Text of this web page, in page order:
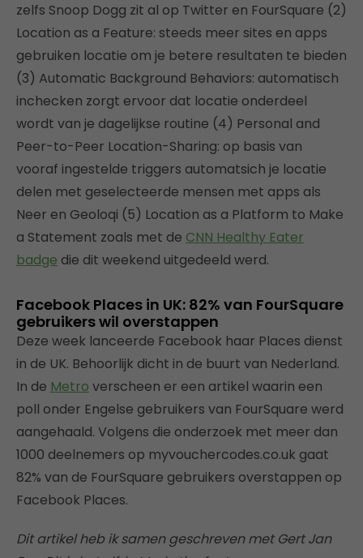
zelfs Snoop Dogg zit al op Twitter en FourSquare (2)
Location as a Feature: steeds meer sites en apps
gebruiken locatie om je betere resultaten te bieden
(3) Automatic Background Behaviors: automatisch
inchecken zorgt ervoor dat locatie onderdeel
wordt van je dagelijkse routine (4) Personal and
Peer-to-Peer Location-Sharing: op basis van
vooraf ingestelde triggers automatsich je locatie
delen met geselecteerde mensen met apps als
Neer en Geoloqi (5) Location as a Platform to Make
a Statement zoals met de CNN Healthy Eater
badge die dit weekend uitgedeeld werd.
Facebook Places in UK: 82% van FourSquare
gebruikers wil overstappen
Deze week lanceerde Facebook haar Places dienst
in de UK. Behoorlijk dicht in de buurt van Nederland.
In de Metro verscheen er een artikel waarin een
poll onder Engelse gebruikers van FourSquare werd
aangehaald. Volgens die onderzoek met meer dan
1000 deelnemers op myvouchercodes.co.uk gaat
82% van de FourSquare gebruikers overstappen op
Facebook Places.
Dit artikel heb ik samen geschreven met Gert Jan